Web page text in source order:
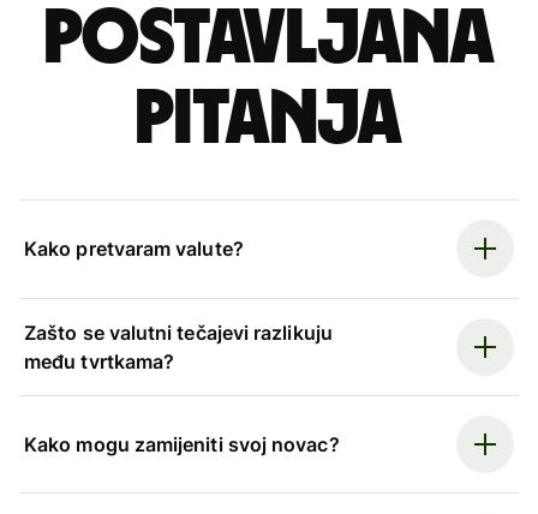
postavljana
pitanja
Kako pretvaram valute?
Zašto se valutni tečajevi razlikuju
među tvrtkama?
Kako mogu zamijeniti svoj novac?